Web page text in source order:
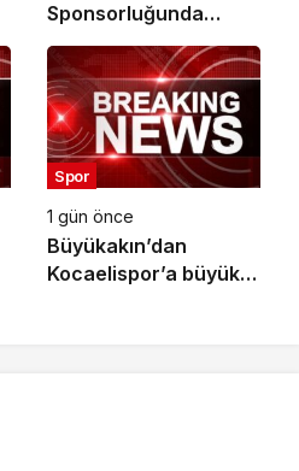
Sponsorluğunda
Türkiye’nin İlk Padel
Türkiye Şampiyonası
Başlıyor
Spor
1 gün önce
Büyükakın’dan
Kocaelispor’a büyük